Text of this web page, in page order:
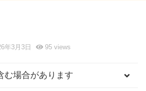
年3月3日 95views
む場合があります